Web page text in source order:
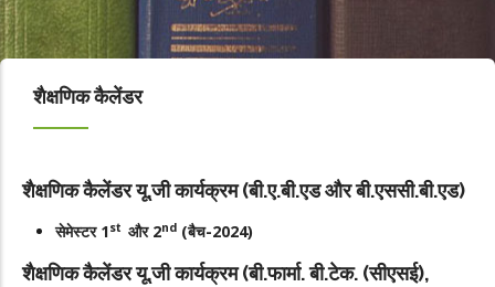
शैक्षणिक कैलेंडर
शैक्षणिक कैलेंडर यू.जी कार्यक्रम (बी.ए.बी.एड और बी.एससी.बी.एड)
सेमेस्टर 1st और 2nd (बैच-2024)
शैक्षणिक कैलेंडर यू.जी कार्यक्रम (बी.फार्मा. बी.टेक. (सीएसई),